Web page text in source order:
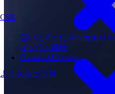
CSR
届いてすぐにローカル
インワン環境
Fixstars AIBooster
よくあるご質問